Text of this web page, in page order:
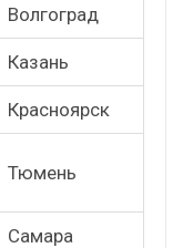
Волгоград
Казань
Красноярск
Тюмень
Самара